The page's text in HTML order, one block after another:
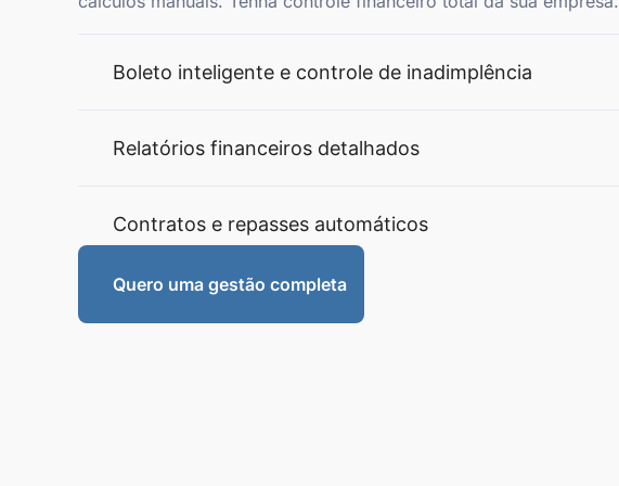
Boleto inteligente e controle de inadimplência
Relatórios financeiros detalhados
Contratos e repasses automáticos
Quero uma gestão completa